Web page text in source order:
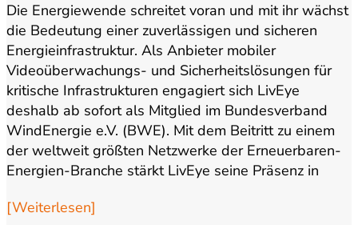
Die Energiewende schreitet voran und mit ihr wächst
die Bedeutung einer zuverlässigen und sicheren
Energieinfrastruktur. Als Anbieter mobiler
Videoüberwachungs- und Sicherheitslösungen für
kritische Infrastrukturen engagiert sich LivEye
deshalb ab sofort als Mitglied im Bundesverband
WindEnergie e.V. (BWE). Mit dem Beitritt zu einem
der weltweit größten Netzwerke der Erneuerbaren-
Energien-Branche stärkt LivEye seine Präsenz in
[Weiterlesen]